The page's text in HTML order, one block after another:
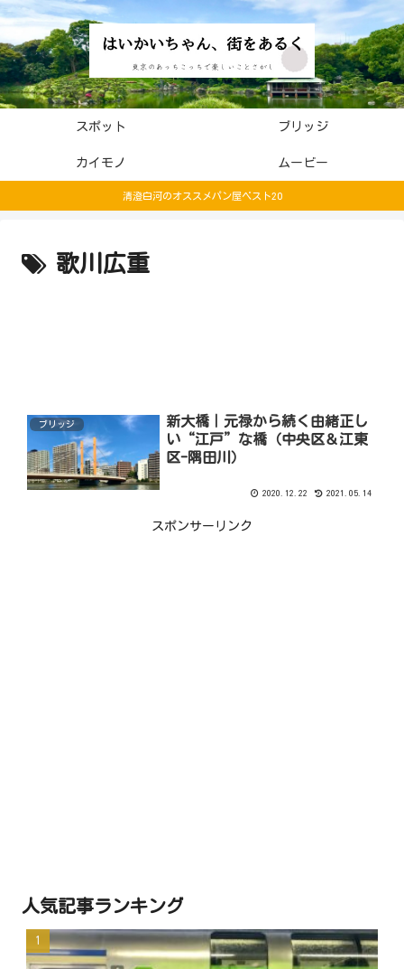
スポット ブリッジ
カイモノ ムービー
清澄白河のオススメパン屋ベスト20
歌川広重
ブリッジ
新大橋｜元禄から続く由緒正し
い“江戸”な橋（中央区＆江東
区-隅田川）
2020.12.22 2021.05.14
スポンサーリンク
人気記事ランキング